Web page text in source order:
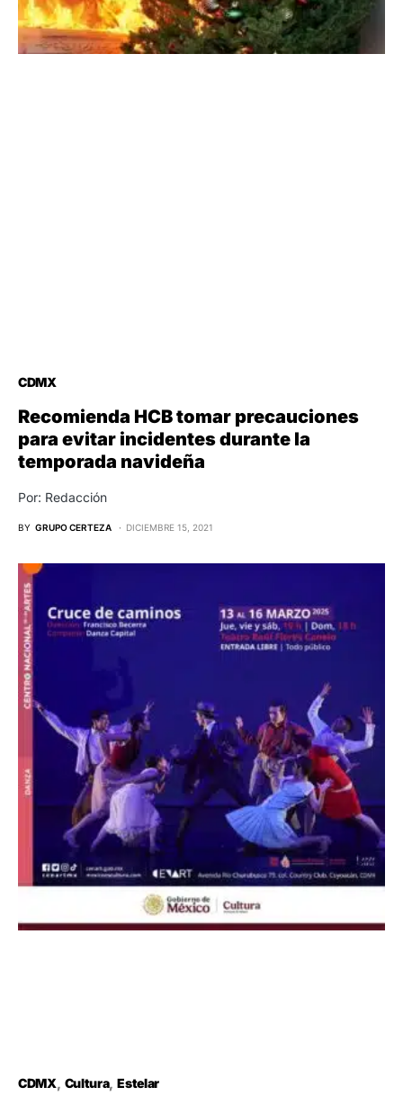
CDMX
Recomienda HCB tomar precauciones
para evitar incidentes durante la
temporada navideña
Por: Redacción
BY GRUPO CERTEZA DICIEMBRE 15, 2021
CDMX Cultura Estelar